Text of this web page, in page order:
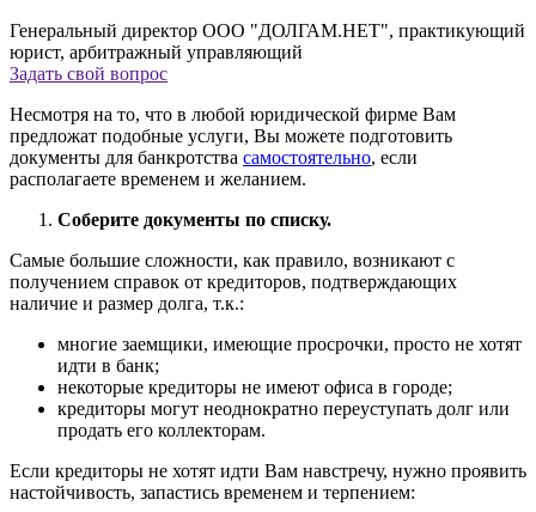
Генеральный директор ООО "ДОЛГАМ.НЕТ", практикующий
юрист, арбитражный управляющий
Задать свой вопрос
Несмотря на то, что в любой юридической фирме Вам
предложат подобные услуги, Вы можете подготовить
документы для банкротства самостоятельно, если
располагаете временем и желанием.
Соберите документы по списку.
Самые большие сложности, как правило, возникают с
получением справок от кредиторов, подтверждающих
наличие и размер долга, т.к.:
многие заемщики, имеющие просрочки, просто не хотят
идти в банк;
некоторые кредиторы не имеют офиса в городе;
кредиторы могут неоднократно переуступать долг или
продать его коллекторам.
Если кредиторы не хотят идти Вам навстречу, нужно проявить
настойчивость, запастись временем и терпением: